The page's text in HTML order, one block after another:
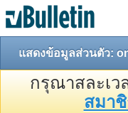
แสดงข้อมูลส่วนตัว:
กรุณาสละเว
สมา